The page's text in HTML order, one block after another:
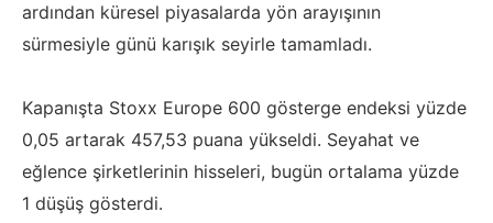
ardından küresel piyasalarda yön arayışının
sürmesiyle günü karışık seyirle tamamladı.
Kapanışta Stoxx Europe 600 gösterge endeksi yüzde
0,05 artarak 457,53 puana yükseldi. Seyahat ve
eğlence şirketlerinin hisseleri, bugün ortalama yüzde
1 düşüş gösterdi.